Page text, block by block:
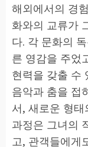
해외에서의 경
화와의 교류가
다. 각 문화의
른 영감을 주었
현력을 갖출 수
음악과 춤을 접
서, 새로운 형
과정은 그녀의
고, 관객들에게